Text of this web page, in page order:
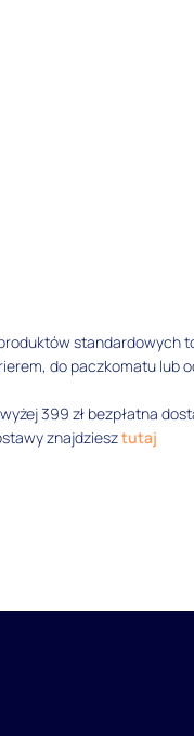
standardowych
do paczkomatu lub
399 zł bezpłatna
znajdziesztutaj